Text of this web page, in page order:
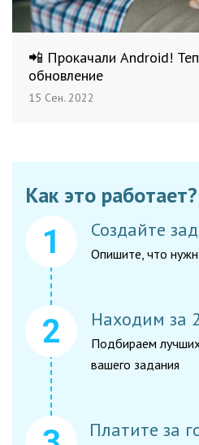
📲 Прокачали Android!
обновление
15 Сен. 2022
Как это работает?
Создайте
Опишите, что
Находим за
Подбираем
вашего задания
Платите за